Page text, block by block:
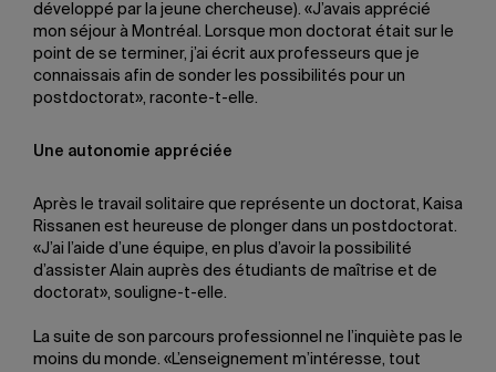
développé par la jeune chercheuse). «J’avais apprécié
mon séjour à Montréal. Lorsque mon doctorat était sur le
point de se terminer, j’ai écrit aux professeurs que je
connaissais afin de sonder les possibilités pour un
postdoctorat», raconte-t-elle.
Une autonomie appréciée
Après le travail solitaire que représente un doctorat, Kaisa
Rissanen est heureuse de plonger dans un postdoctorat.
«J’ai l’aide d’une équipe, en plus d’avoir la possibilité
d’assister Alain auprès des étudiants de maîtrise et de
doctorat», souligne-t-elle.
La suite de son parcours professionnel ne l’inquiète pas le
moins du monde. «L’enseignement m’intéresse, tout